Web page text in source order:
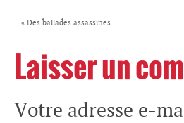
« Des ballades assassines
Laisser un
Votre adresse e-